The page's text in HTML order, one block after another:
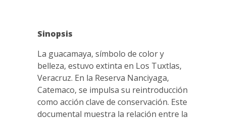
Sinopsis
La guacamaya, símbolo de color y
belleza, estuvo extinta en Los Tuxtlas,
Veracruz. En la Reserva Nanciyaga,
Catemaco, se impulsa su reintroducción
como acción clave de conservación. Este
documental muestra la relación entre la